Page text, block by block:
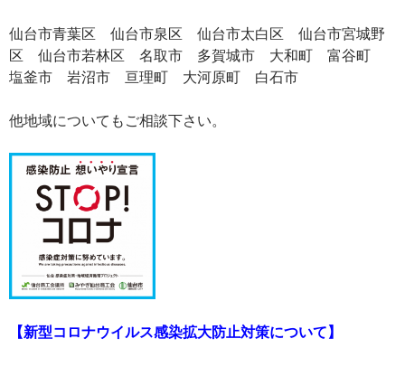
仙台市青葉区 仙台市泉区 仙台市太白区 仙台市宮城野
区 仙台市若林区 名取市 多賀城市 大和町 富谷町
塩釜市 岩沼市 亘理町 大河原町 白石市
他地域についてもご相談下さい。
【新型コロナウイルス感染拡大防止対策について】